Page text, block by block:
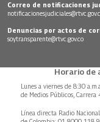
Correo de notificaciones
Denuncias por actos de
soytransparente@rtvc.gov.co
Horario de
Lunes a viernes de 8:30
de Medios Públicos, Carrera
Línea directa Radio